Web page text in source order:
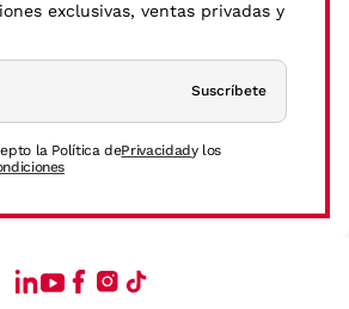
exclusivas, ventas privadas y
Suscríbete
la Política dePrivacidady los